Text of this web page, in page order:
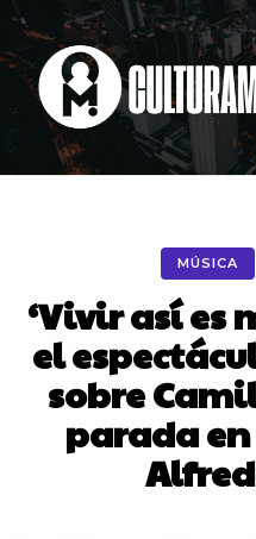
MÚSICA
‘Vivir así es
el
sobre
parada